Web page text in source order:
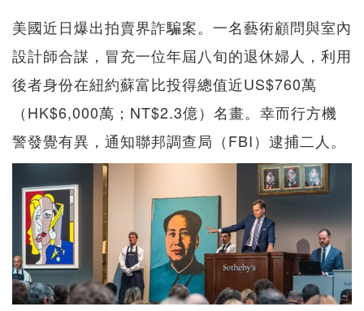
美國近日爆出拍賣界詐騙案。一名藝術顧問與室內
設計師合謀，冒充一位年屆八旬的退休婦人，利用
後者身份在紐約蘇富比投得總值近US$760萬
（HK$6,000萬；NT$2.3億）名畫。幸而行方機
警發覺有異，通知聯邦調查局（FBI）逮捕二人。